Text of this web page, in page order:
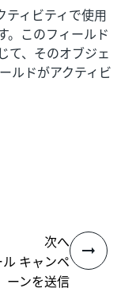
ティビティで使用
。このフィールド
て、そのオブジェ
ルドがアクティビ
次へ
ル キャンペ
ーンを送信